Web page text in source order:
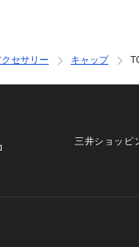
セサリー キャップ
三井ショッピ